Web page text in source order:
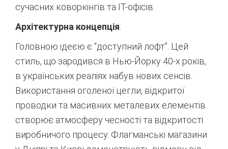
сучасних коворкінгів та IT-офісів.
Архітектурна концепція:
Головною ідеєю є “доступний лофт”. Цей
стиль, що зародився в Нью-Йорку 40-х років,
в українських реаліях набув нових сенсів.
Використання оголеної цегли, відкритої
проводки та масивних металевих елементів
створює атмосферу чесності та відкритості
виробничого процесу. Флагманські магазини